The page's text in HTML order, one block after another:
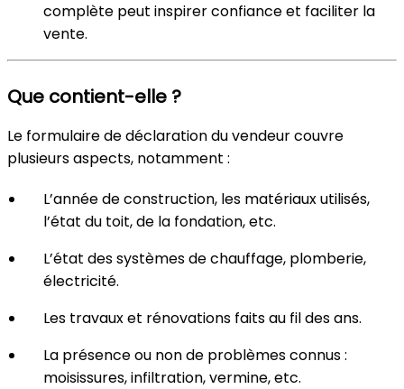
complète peut inspirer confiance et faciliter la
vente.
Que contient-elle ?
Le formulaire de déclaration du vendeur couvre
plusieurs aspects, notamment :
L’année de construction, les matériaux utilisés,
l’état du toit, de la fondation, etc.
L’état des systèmes de chauffage, plomberie,
électricité.
Les travaux et rénovations faits au fil des ans.
La présence ou non de problèmes connus :
moisissures, infiltration, vermine, etc.